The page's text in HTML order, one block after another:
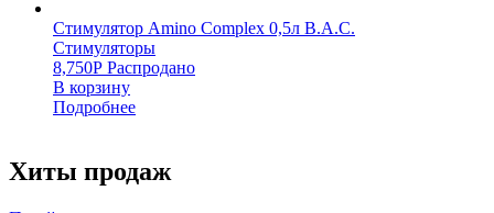
Стимулятор Amino Complex 0,5л B.A.C.
Стимуляторы
8,750Р Распродано
В корзину
Подробнее
Хиты продаж